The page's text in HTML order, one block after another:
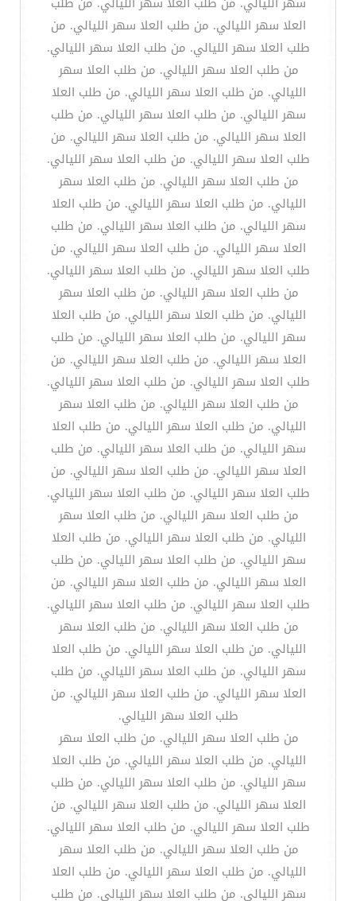
العلا سهر الليالي. من طلب العلا سهر الليالي. من
طلب العلا سهر الليالي. من طلب العلا سهر الليالي.
من طلب العلا سهر الليالي. من طلب العلا سهر
الليالي. من طلب العلا سهر الليالي. من طلب العلا
سهر الليالي. من طلب العلا سهر الليالي. من طلب
العلا سهر الليالي. من طلب العلا سهر الليالي. من
طلب العلا سهر الليالي. من طلب العلا سهر الليالي.
من طلب العلا سهر الليالي. من طلب العلا سهر
الليالي. من طلب العلا سهر الليالي. من طلب العلا
سهر الليالي. من طلب العلا سهر الليالي. من طلب
العلا سهر الليالي. من طلب العلا سهر الليالي. من
طلب العلا سهر الليالي. من طلب العلا سهر الليالي.
من طلب العلا سهر الليالي. من طلب العلا سهر
الليالي. من طلب العلا سهر الليالي. من طلب العلا
سهر الليالي. من طلب العلا سهر الليالي. من طلب
العلا سهر الليالي. من طلب العلا سهر الليالي. من
طلب العلا سهر الليالي. من طلب العلا سهر الليالي.
من طلب العلا سهر الليالي. من طلب العلا سهر
الليالي. من طلب العلا سهر الليالي. من طلب العلا
سهر الليالي. من طلب العلا سهر الليالي. من طلب
العلا سهر الليالي. من طلب العلا سهر الليالي. من
طلب العلا سهر الليالي. من طلب العلا سهر الليالي.
من طلب العلا سهر الليالي. من طلب العلا سهر
الليالي. من طلب العلا سهر الليالي. من طلب العلا
سهر الليالي. من طلب العلا سهر الليالي. من طلب
العلا سهر الليالي. من طلب العلا سهر الليالي. من
طلب العلا سهر الليالي. من طلب العلا سهر الليالي.
من طلب العلا سهر الليالي. من طلب العلا سهر
الليالي. من طلب العلا سهر الليالي. من طلب العلا
سهر الليالي. من طلب العلا سهر الليالي. من طلب
العلا سهر الليالي. من طلب العلا سهر الليالي. من
طلب العلا سهر الليالي.
من طلب العلا سهر الليالي. من طلب العلا سهر
الليالي. من طلب العلا سهر الليالي. من طلب العلا
سهر الليالي. من طلب العلا سهر الليالي. من طلب
العلا سهر الليالي. من طلب العلا سهر الليالي. من
طلب العلا سهر الليالي. من طلب العلا سهر الليالي.
من طلب العلا سهر الليالي. من طلب العلا سهر
الليالي. من طلب العلا سهر الليالي. من طلب العلا
سهر الليالي. من طلب العلا سهر الليالي. من طلب